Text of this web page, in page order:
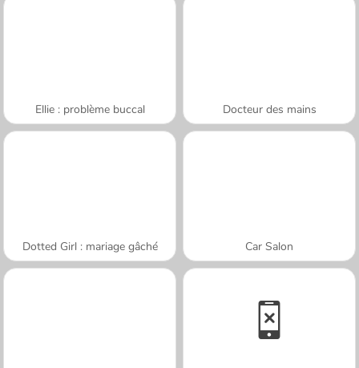
Ellie : problème buccal Docteur des mains
Dotted Girl : mariage gâché Car Salon